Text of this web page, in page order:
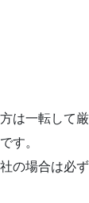
は一転して厳
す。
の場合は必